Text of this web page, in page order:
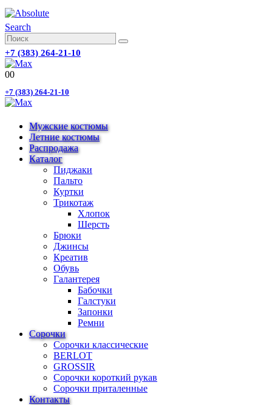
Search
+7 (383) 264-21-10
00
+7 (383) 264-21-10
Мужские костюмы
Летние костюмы
Распродажа
Каталог
Пиджаки
Пальто
Куртки
Трикотаж
Хлопок
Шерсть
Брюки
Джинсы
Креатив
Обувь
Галантерея
Бабочки
Галстуки
Запонки
Ремни
Сорочки
Сорочки классические
BERLOT
GROSSIR
Сорочки короткий рукав
Сорочки приталенные
Контакты